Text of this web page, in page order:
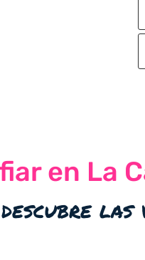
en La
descubre las